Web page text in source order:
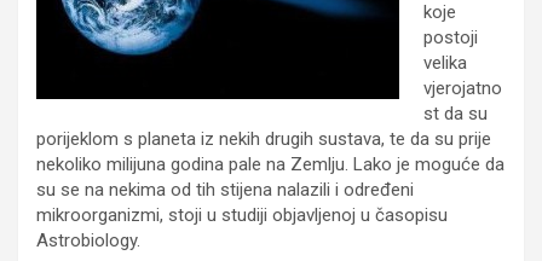
koje
postoji
velika
vjerojatno
st da su
porijeklom s planeta iz nekih drugih sustava, te da su prije
nekoliko milijuna godina pale na Zemlju. Lako je moguće da
su se na nekima od tih stijena nalazili i određeni
mikroorganizmi, stoji u studiji objavljenoj u časopisu
Astrobiology.